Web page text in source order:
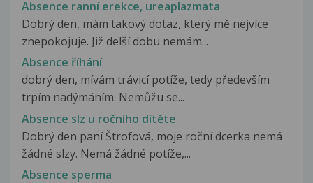
Absence ranní erekce, ureaplazmata
Dobrý den, mám takový dotaz, který mě nejvíce
znepokojuje. Již delší dobu nemám...
Absence říhání
dobrý den, mívám trávicí potíže, tedy především
trpím nadýmáním. Nemůžu se...
Absence slz u ročního dítěte
Dobrý den paní Štrofová, moje roční dcerka nemá
žádné slzy. Nemá žádné potíže,...
Absence sperma